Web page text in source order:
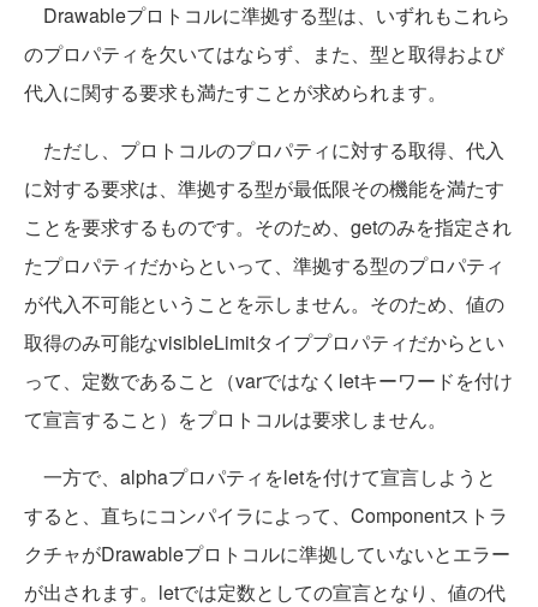
Drawableプロトコルに準拠する型は、いずれもこれら
のプロパティを欠いてはならず、また、型と取得および
代入に関する要求も満たすことが求められます。
ただし、プロトコルのプロパティに対する取得、代入
に対する要求は、準拠する型が最低限その機能を満たす
ことを要求するものです。そのため、getのみを指定され
たプロパティだからといって、準拠する型のプロパティ
が代入不可能ということを示しません。そのため、値の
取得のみ可能なvisibleLimitタイププロパティだからとい
って、定数であること（varではなくletキーワードを付け
て宣言すること）をプロトコルは要求しません。
一方で、alphaプロパティをletを付けて宣言しようと
すると、直ちにコンパイラによって、Componentストラ
クチャがDrawableプロトコルに準拠していないとエラー
が出されます。letでは定数としての宣言となり、値の代